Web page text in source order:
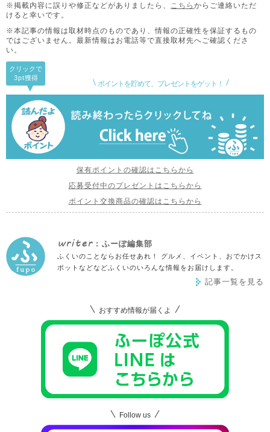
※掲載内容に誤りや修正などがありましたら、 こちら からご連絡いただ
けると幸いです。
※本記事の情報は取材時点のものであり、情報の正確性を保証するもの
ではございません。 最新情報はお電話等で直接取材先へご確認くださ
い。
ポイントを貯めて、プレゼントをゲット！
クリックで
3pt獲得
保有ポイントの確認はこちらから
応募受付中のプレゼントはこちらから
ポイント交換商品の確認はこちらから
writer : ふーぽ編集部
ふくいのことならお任せあれ！ グルメ、イベント、おでかけス
ポットなどなどふくいのいろんな情報をお届けします。
記事一覧を見る
おすすめ情報が届くよ
Follow us